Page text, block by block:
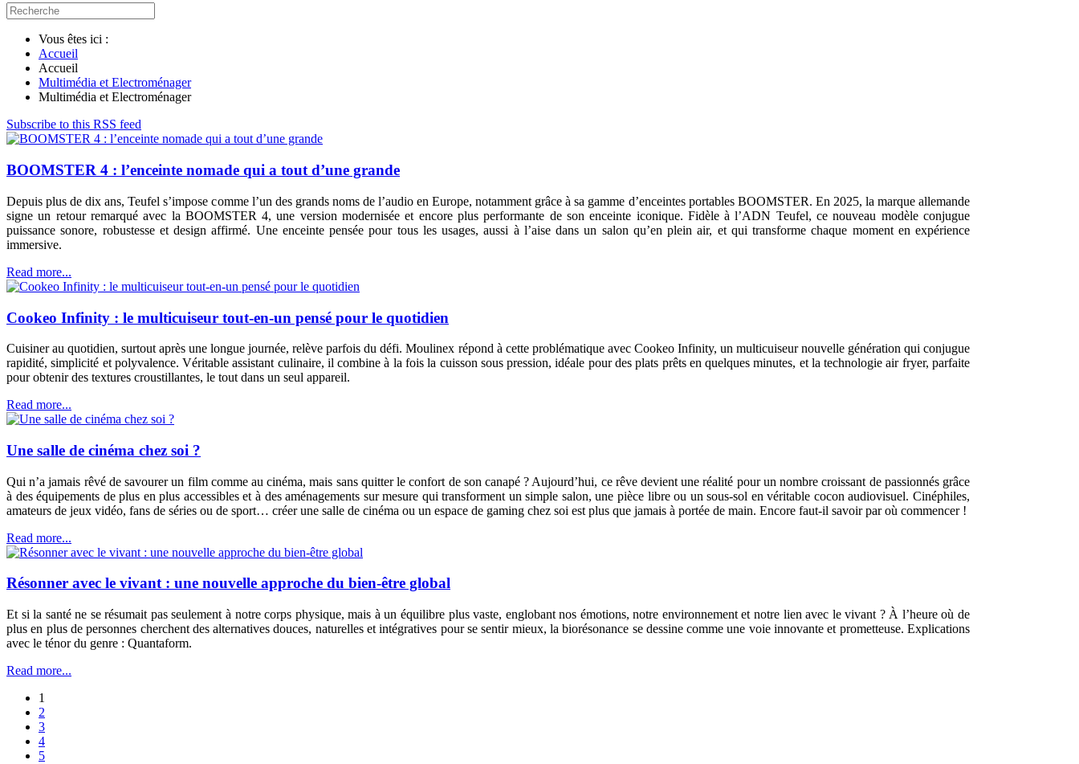
Vous êtes ici :
Accueil
Accueil
Multimédia et Electroménager
Multimédia et Electroménager
Subscribe to this RSS feed
BOOMSTER 4 : l’enceinte nomade qui a tout d’une grande
Depuis plus de dix ans, Teufel s’impose comme l’un des grands noms de l’audio en Europe, notamment grâce à sa gamme d’enceintes portables BOOMSTER. En 2025, la marque allemande
signe un retour remarqué avec la BOOMSTER 4, une version modernisée et encore plus performante de son enceinte iconique. Fidèle à l’ADN Teufel, ce nouveau modèle conjugue
puissance sonore, robustesse et design affirmé. Une enceinte pensée pour tous les usages, aussi à l’aise dans un salon qu’en plein air, et qui transforme chaque moment en expérience
immersive.
Read more...
Cookeo Infinity : le multicuiseur tout-en-un pensé pour le quotidien
Cuisiner au quotidien, surtout après une longue journée, relève parfois du défi. Moulinex répond à cette problématique avec Cookeo Infinity, un multicuiseur nouvelle génération qui conjugue
rapidité, simplicité et polyvalence. Véritable assistant culinaire, il combine à la fois la cuisson sous pression, idéale pour des plats prêts en quelques minutes, et la technologie air fryer, parfaite
pour obtenir des textures croustillantes, le tout dans un seul appareil.
Read more...
Une salle de cinéma chez soi ?
Qui n’a jamais rêvé de savourer un film comme au cinéma, mais sans quitter le confort de son canapé ? Aujourd’hui, ce rêve devient une réalité pour un nombre croissant de passionnés grâce
à des équipements de plus en plus accessibles et à des aménagements sur mesure qui transforment un simple salon, une pièce libre ou un sous-sol en véritable cocon audiovisuel. Cinéphiles,
amateurs de jeux vidéo, fans de séries ou de sport… créer une salle de cinéma ou un espace de gaming chez soi est plus que jamais à portée de main. Encore faut-il savoir par où commencer !
Read more...
Résonner avec le vivant : une nouvelle approche du bien-être global
Et si la santé ne se résumait pas seulement à notre corps physique, mais à un équilibre plus vaste, englobant nos émotions, notre environnement et notre lien avec le vivant ? À l’heure où de
plus en plus de personnes cherchent des alternatives douces, naturelles et intégratives pour se sentir mieux, la biorésonance se dessine comme une voie innovante et prometteuse. Explications
avec le ténor du genre : Quantaform.
Read more...
1
2
3
4
5